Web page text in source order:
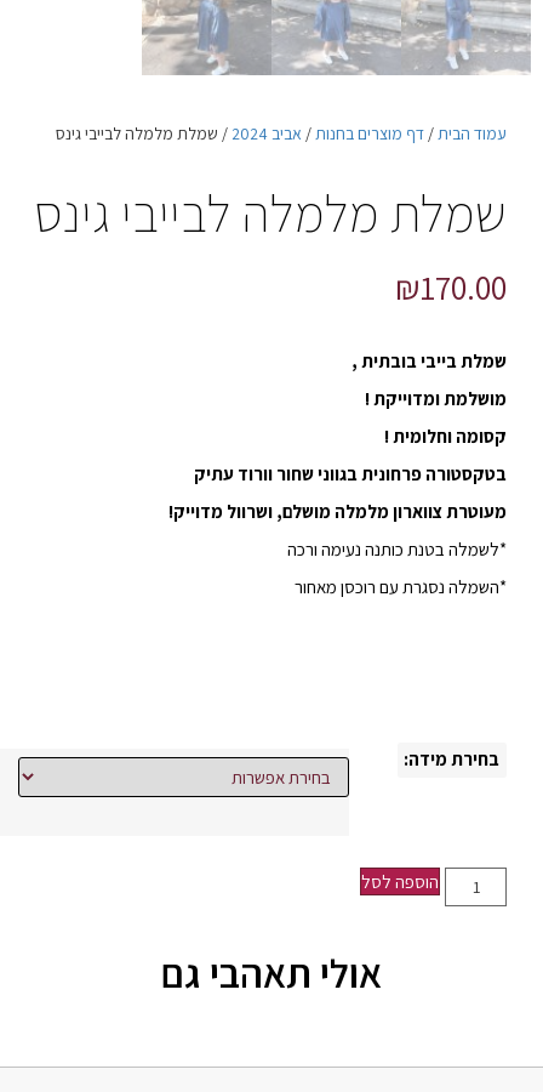
עמוד הבית/ דף מוצרים בחנות/ אביב 2024 / שמלת מלמלה לבייבי גינס
שמלת מלמלה לבייבי גינס
₪170.00
שמלת בייבי בובתית ,
מושלמת ומדוייקת !
קסומה וחלומית !
בטקסטורה פרחונית בגווני שחור וורוד עתיק
מעוטרת צווארון מלמלה מושלם, ושרוול מדוייק!
*לשמלה בטנת כותנה נעימה ורכה
*השמלה נסגרת עם רוכסן מאחור
בחירת מידה:
הוספה לסל
אולי תאהבי גם